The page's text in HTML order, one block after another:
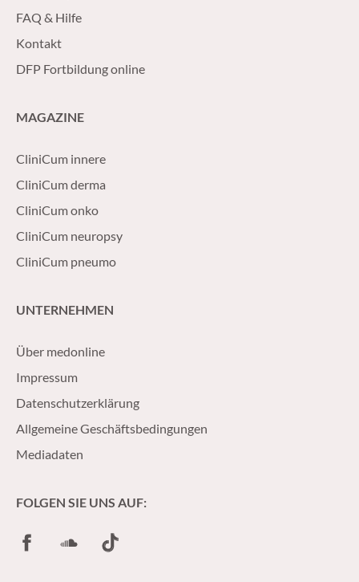
FAQ & Hilfe
Kontakt
DFP Fortbildung online
MAGAZINE
CliniCum innere
CliniCum derma
CliniCum onko
CliniCum neuropsy
CliniCum pneumo
UNTERNEHMEN
Über medonline
Impressum
Datenschutzerklärung
Allgemeine Geschäftsbedingungen
Mediadaten
FOLGEN SIE UNS AUF:
FacebookSoundCloud
TikTok